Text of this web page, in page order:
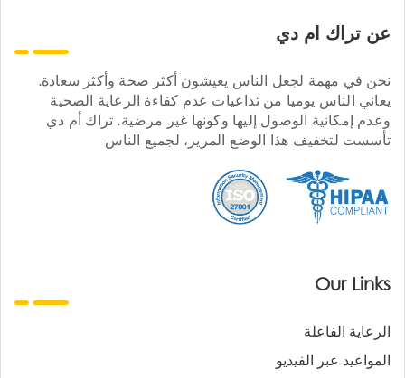
عن تراك ام دي
نحن في مهمة لجعل الناس يعيشون أكثر صحة وأكثر سعادة.
يعاني الناس يوميا من تداعيات عدم كفاءة الرعاية الصحية
وعدم إمكانية الوصول إليها وكونها غير مرضية. تراك أم دي
تأسست لتخفيف هذا الوضع المرير، لجميع الناس
Our Links
الرعاية الفاعلة
المواعيد عبر الفيديو